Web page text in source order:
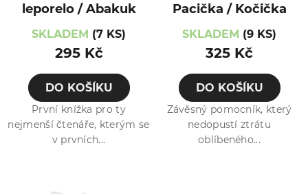
leporelo / Abakuk
SKLADEM (7 KS)
295 Kč
DO KOŠÍKU
První knížka pro ty
nejmenší čtenáře, kterým se
v prvních...
Pacička / Kočička
SKLADEM (9 KS)
325 Kč
DO KOŠÍKU
Závěsný pomocník, který
nedopustí ztrátu
oblíbeného...